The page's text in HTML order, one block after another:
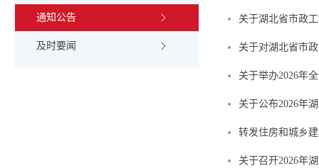
通知公告
及时要闻
关于湖北省市政
关于对湖北省市
关于举办2026年
关于公布2026年
转发住房和城乡
关于召开2026年